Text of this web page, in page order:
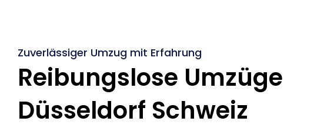
Zuverlässiger Umzug mit Erfahrung
Reibungslose Umzüge
Düsseldorf Schweiz